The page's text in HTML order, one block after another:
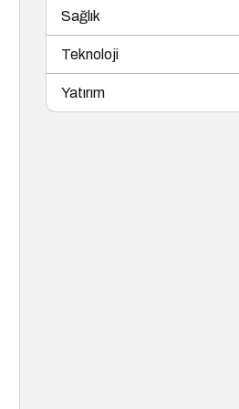
Sağlık
Teknoloji
Yatırım